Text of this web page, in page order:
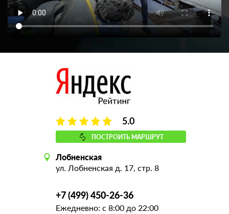
5.0
ПОСТРОИТЬ МАРШРУТ
Лобненская
ул. Лобненская д. 17, стр. 8
+7 (499) 450-26-36
Ежедневно: с 8:00 до 22:00